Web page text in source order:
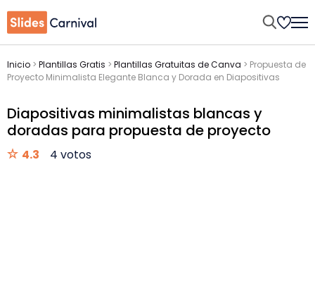
Inicio > Plantillas Gratis > Plantillas Gratuitas de Canva > Propuesta de
Proyecto Minimalista Elegante Blanca y Dorada en Diapositivas
Diapositivas minimalistas blancas y
doradas para propuesta de proyecto
4.3 4 votos